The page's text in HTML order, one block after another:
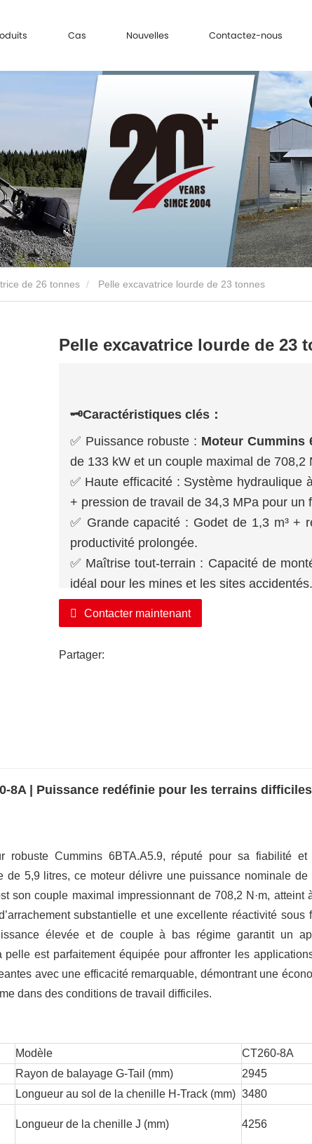
Cas Nouvelles Contactez-nous
de 26 tonnes Pelle excavatrice lourde de 23 tonnes
Pelle excavatrice lourde de 23
🗝️Caractéristiques clés：
✅ Puissance robuste : Moteur Cummins
de 133 kW et un couple maximal de 708,2
✅ Haute efficacité : Système hydraulique
+ pression de travail de 34,3 MPa pour un
✅ Grande capacité : Godet de 1,3 m³ +
productivité prolongée.
✅ Maîtrise tout-terrain : Capacité de
idéal pour les mines et les sites accidentés.
✅ Cabine ergonomique : Cabine
pneumatique et vue panoramique.
Contacter maintenant
Partager:
8A | Puissance redéfinie pour les terrains difficiles
robuste Cummins 6BTA.A5.9, réputé pour sa fiabilité et
de 5,9 litres, ce moteur délivre une puissance nominale de
son couple maximal impressionnant de 708,2 N·m, atteint
substantielle et une excellente réactivité sous
élevée et de couple à bas régime garantit un
est parfaitement équipée pour affronter les
avec une efficacité remarquable, démontrant une
dans des conditions de travail difficiles.
Modèle
CT260-8A
Rayon de balayage G-Tail (mm)
2945
Longueur au sol de la chenille H-Track (mm) 3480
Longueur de la chenille J (mm) 4256